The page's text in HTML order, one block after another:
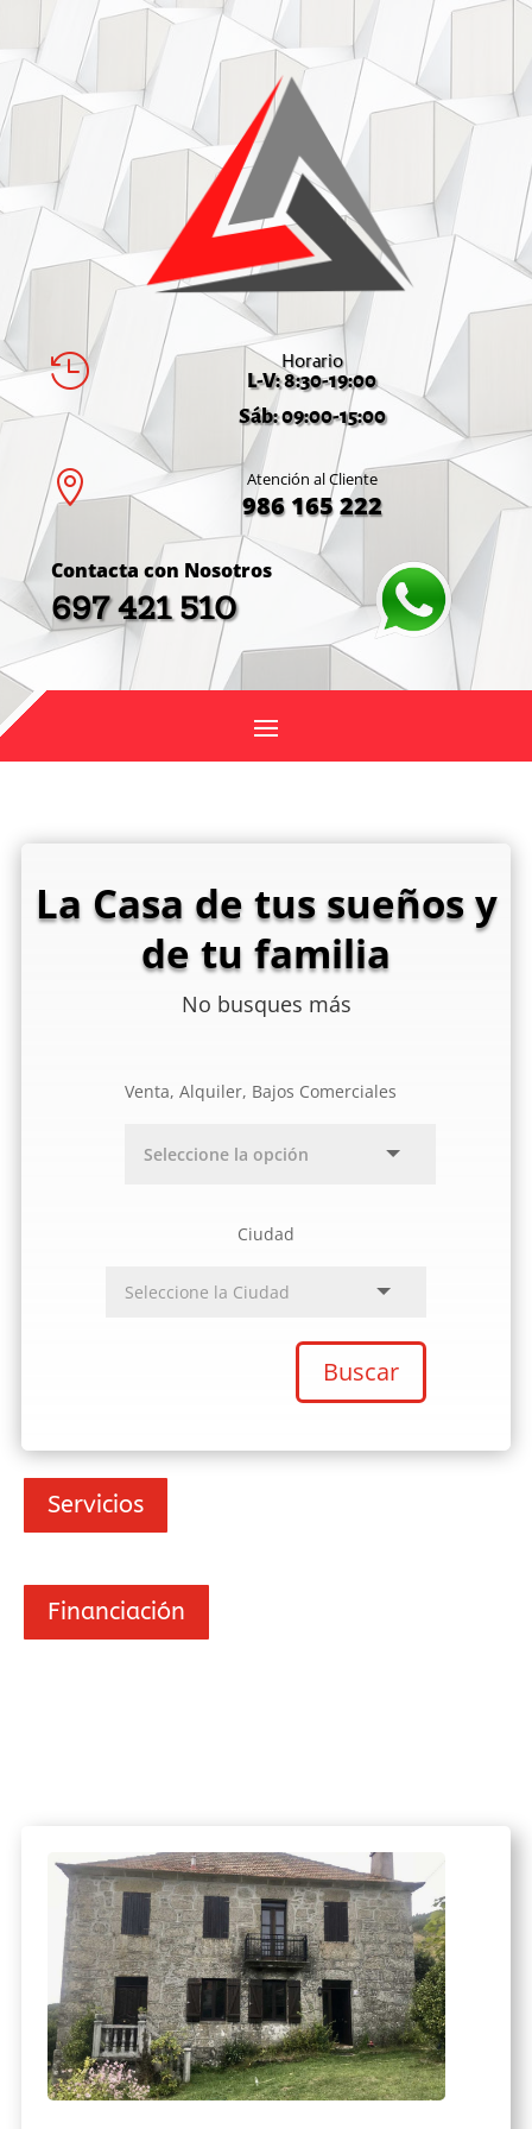
 Horario
L-V: 8:30-19:00
Sáb: 09:00-15:00
 Atención al Cliente
986 165 222
Contacta con Nosotros
697 421 510
La Casa de tus sueños y
de tu familia
No busques más
Venta, Alquiler, Bajos Comerciales
Ciudad
Buscar
Servicios
Financiación